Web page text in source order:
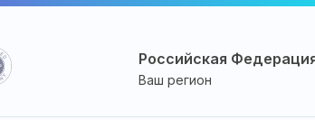
Российская
Ваш регион